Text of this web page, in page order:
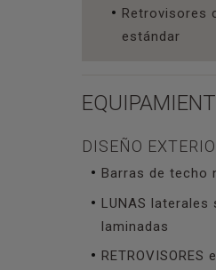
Retrovisores
estándar
DISEÑO
Barras de techo
LUNAS
laminadas